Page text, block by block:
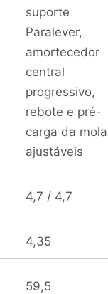
suporte
Paralever,
amortecedor
central
progressivo,
rebote e pré-
carga da mola
ajustáveis
4,7 / 4,7
4,35
59,5